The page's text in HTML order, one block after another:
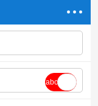
abc